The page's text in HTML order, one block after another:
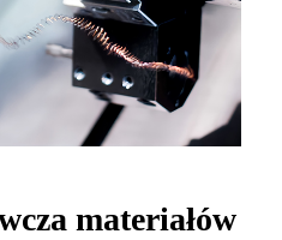
materiałów